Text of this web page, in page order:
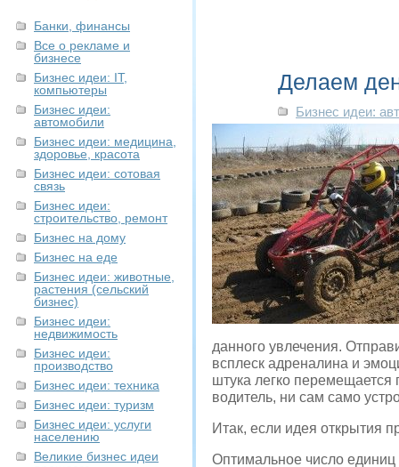
Банки, финансы
Все о рекламе и
бизнесе
Бизнес идеи: IT,
компьютеры
Бизнес идеи:
автомобили
Бизнес идеи: медицина,
здоровье, красота
Бизнес идеи: сотовая
связь
Бизнес идеи:
строительство, ремонт
Бизнес на дому
Бизнес на еде
Бизнес идеи: животные,
растения (сельский
бизнес)
Бизнес идеи:
недвижимость
Бизнес идеи:
производство
Бизнес идеи: техника
Бизнес идеи: туризм
Бизнес идеи: услуги
населению
Великие бизнес идеи
Делаем
Бизнес идеи:
данного увлечения.
всплеск адреналина и
штука легко перемещается
водитель, ни сам само
Итак, если идея открытия
Оптимальное число единиц